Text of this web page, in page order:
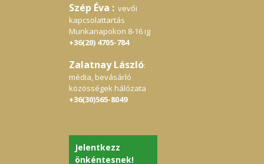
Szép Éva : vevői
kapcsolattartás
Munkanapokon 8-16 ig
+36(20) 4705-784
Zalatnay László:
média, bevásárló
közösségek hálózata
+36(30)565-8049
Jelentkezz
önkéntesnek!